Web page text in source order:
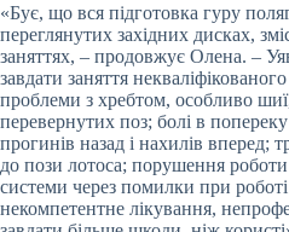
«Бує, що вся підготовка гуру
переглянутих західних дисках,
заняттях, – продовжує Олена. –
завдати заняття
проблеми з хребтом, особливо
перевернутих поз; болі в
прогинів назад і нахилів вперед;
до пози лотоса; порушення
системи через помилки при
некомпетентне лікування,